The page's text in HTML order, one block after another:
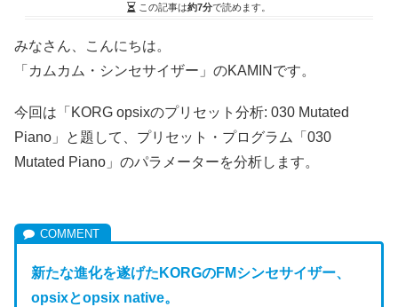
この記事は約7分で読めます。
みなさん、こんにちは。
「カムカム・シンセサイザー」のKAMINです。
今回は「KORG opsixのプリセット分析: 030 Mutated
Piano」と題して、プリセット・プログラム「030
Mutated Piano」のパラメーターを分析します。
新たな進化を遂げたKORGのFMシンセサイザー、
opsixとopsix native。